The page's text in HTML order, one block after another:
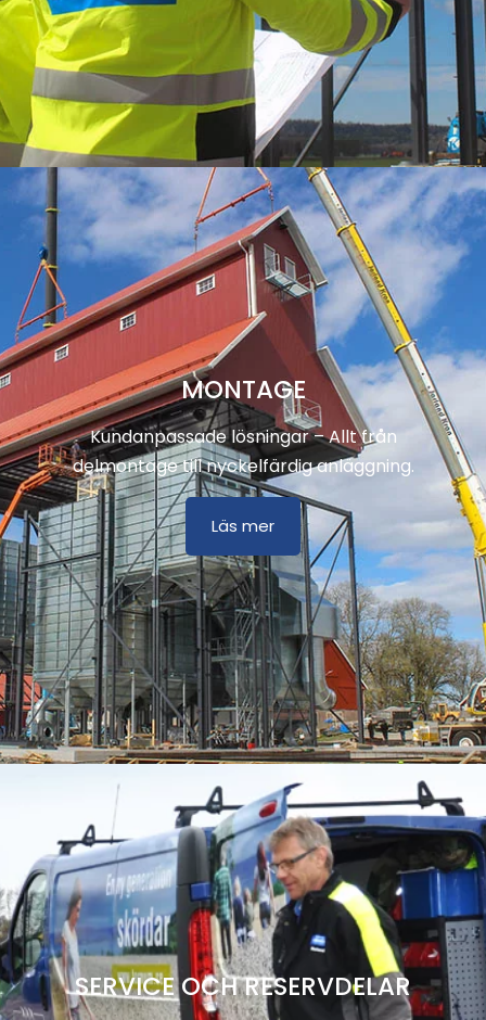
MONTAGE
Kundanpassade lösningar – Allt från
delmontage till nyckelfärdig anläggning.
Läs mer
SERVICE OCH RESERVDELAR